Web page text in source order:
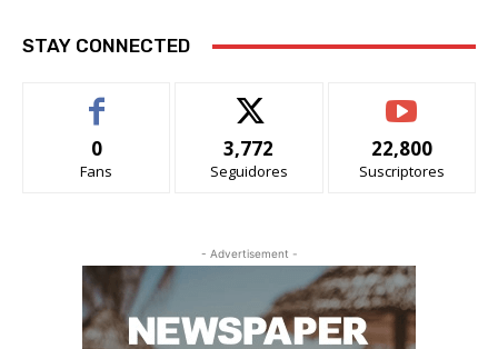
STAY CONNECTED
0
Fans
3,772
Seguidores
22,800
Suscriptores
- Advertisement -